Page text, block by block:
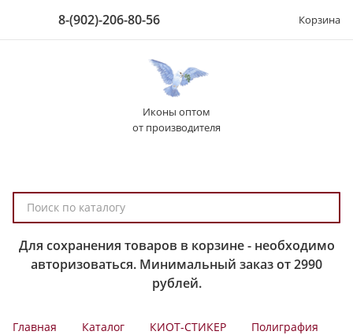
8-(902)-206-80-56 Корзина
Иконы оптом
от производителя
о
к
Для сохранения товаров в корзине - необходимо
авторизоваться. Минимальный заказ от 2990
рублей.
Главная Каталог КИОТ-СТИКЕР
Полиграфия